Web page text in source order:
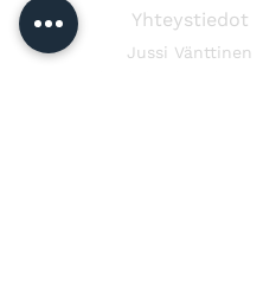
Yhteystiedot
Jussi Vänttinen